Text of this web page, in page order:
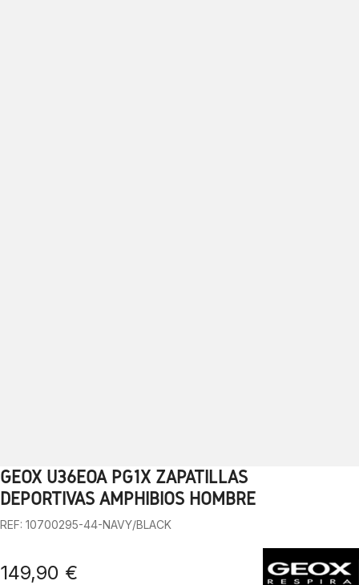
1 2 3 4 5 6 7
GEOX U36EOA PG1X ZAPATILLAS
DEPORTIVAS AMPHIBIOS HOMBRE
REF: 10700295-44-NAVY/BLACK
149,90 €